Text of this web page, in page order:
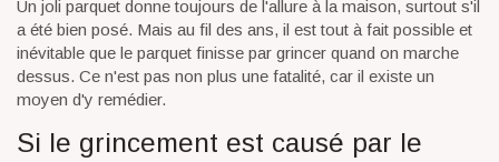
Un joli parquet donne toujours de l'allure à la maison, surtout s'il
a été bien posé. Mais au fil des ans, il est tout à fait possible et
inévitable que le parquet finisse par grincer quand on marche
dessus. Ce n'est pas non plus une fatalité, car il existe un
moyen d'y remédier.
Si le grincement est causé par le